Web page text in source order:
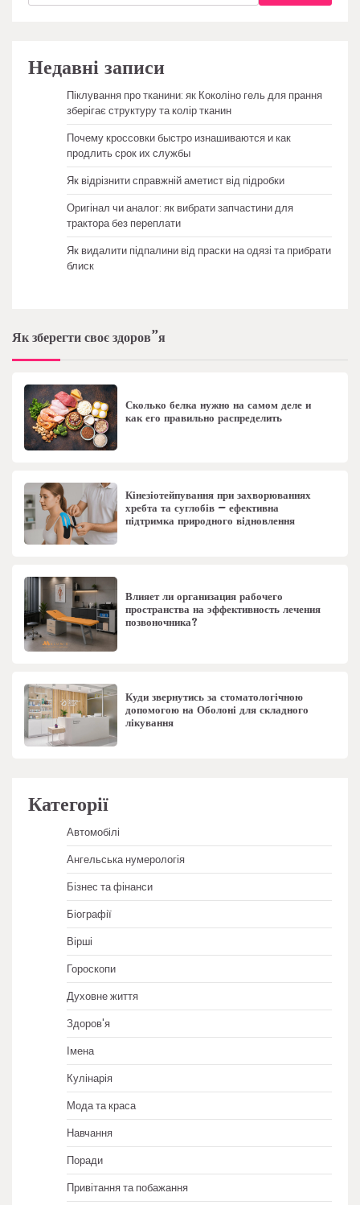
Недавні записи
Піклування про тканини: як Коколіно гель для прання
зберігає структуру та колір тканин
Почему кроссовки быстро изнашиваются и как
продлить срок их службы
Як відрізнити справжній аметист від підробки
Оригінал чи аналог: як вибрати запчастини для
трактора без переплати
Як видалити підпалини від праски на одязі та прибрати
блиск
Як зберегти своє здоров”я
Сколько белка нужно на самом деле и
как его правильно распределить
Кінезіотейпування при захворюваннях
хребта та суглобів – ефективна
підтримка природного відновлення
Влияет ли организация рабочего
пространства на эффективность лечения
позвоночника?
Куди звернутись за стоматологічною
допомогою на Оболоні для складного
лікування
Категорії
Автомобілі
Ангельська нумерологія
Бізнес та фінанси
Біографії
Вірші
Гороскопи
Духовне життя
Здоров'я
Імена
Кулінарія
Мода та краса
Навчання
Поради
Привітання та побажання